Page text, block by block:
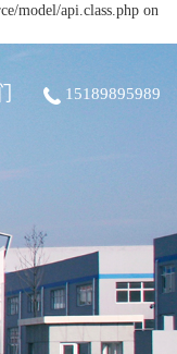
model/api.class.php on
15189895989